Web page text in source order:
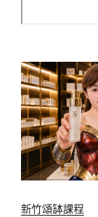
新竹頌缽課程